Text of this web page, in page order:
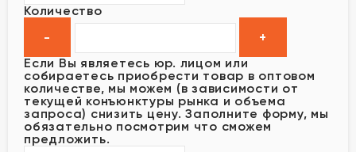
Количество
Если Вы являетесь юр. лицом или
собираетесь приобрести товар в оптовом
количестве, мы можем (в зависимости от
текущей конъюнктуры рынка и объема
запроса) снизить цену. Заполните форму, мы
обязательно посмотрим что сможем
предложить.